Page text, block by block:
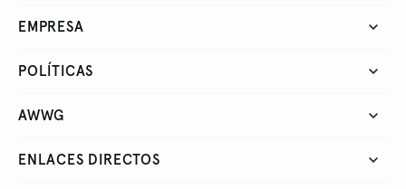
EMPRESA
POLÍTICAS
AWWG
ENLACES DIRECTOS